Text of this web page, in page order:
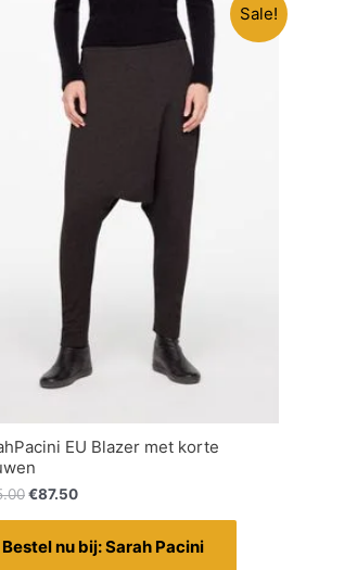
Sale!
EU Blazer met korte
€87.50
Bestel nu bij: Sarah Pacini